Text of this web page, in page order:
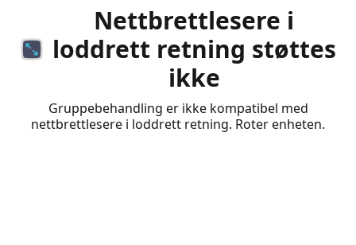
Nettbrettlesere i
loddrett retning støttes
ikke
Gruppebehandling er ikke kompatibel med
nettbrettlesere i loddrett retning. Roter enheten.